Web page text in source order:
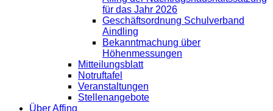
für das Jahr 2026
Geschäftsordnung Schulverband
Aindling
Bekanntmachung über
Höhenmessungen
Mitteilungsblatt
Notruftafel
Veranstaltungen
Stellenangebote
Über Affing